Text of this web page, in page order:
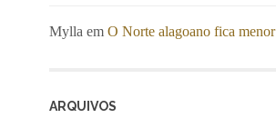
Mylla em O Norte alagoano fica menor
ARQUIVOS